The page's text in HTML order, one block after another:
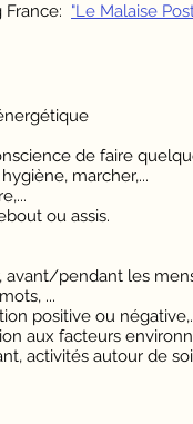
"Le Malaise
de faire
marcher,...
ou assis.
avant/pendant les
...
positive ou
aux facteurs
activités autour de